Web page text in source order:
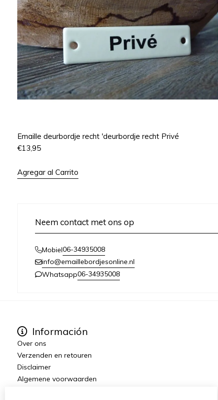
Emaille deurbordje recht 'deurbordje recht Privé
€13,95
Agregar al Carrito
Neem contact met ons op
Mobiel06-34935008
info@emaillebordjesonline.nl
Whatsapp06-34935008
Información
Over ons
Verzenden en retouren
Disclaimer
Algemene voorwaarden